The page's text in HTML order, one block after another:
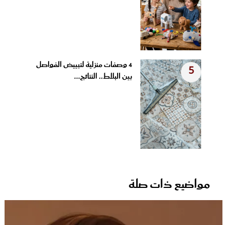
5
4 وصفات منزلية لتبييض الفواصل
بين البلاط.. النتائج...
مواضيع ذات صلة